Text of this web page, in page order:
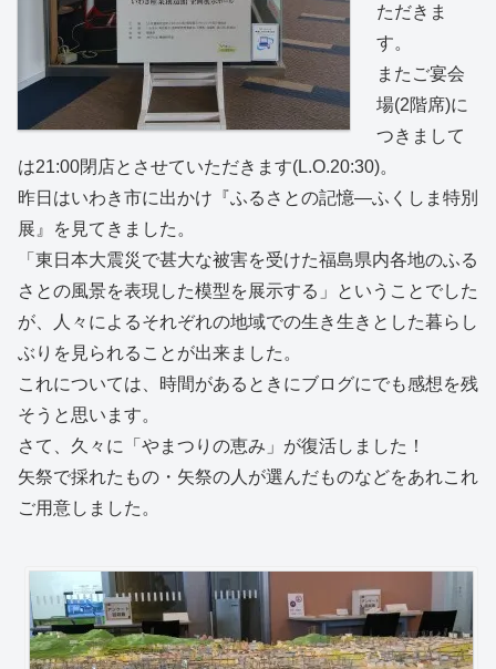
ただきま
す。
またご宴会
場(2階席)に
つきまして
は21:00閉店とさせていただきます(L.O.20:30)。
昨日はいわき市に出かけ『ふるさとの記憶—ふくしま特別
展』を見てきました。
「東日本大震災で甚大な被害を受けた福島県内各地のふる
さとの風景を表現した模型を展示する」ということでした
が、人々によるそれぞれの地域での生き生きとした暮らし
ぶりを見られることが出来ました。
これについては、時間があるときにブログにでも感想を残
そうと思います。
さて、久々に「やまつりの恵み」が復活しました！
矢祭で採れたもの・矢祭の人が選んだものなどをあれこれ
ご用意しました。